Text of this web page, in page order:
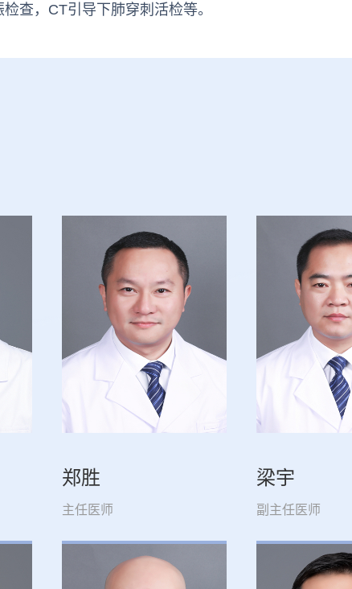
查，CT引导下肺穿刺活检等。
郑胜
主任医师
梁宇
副主任医师